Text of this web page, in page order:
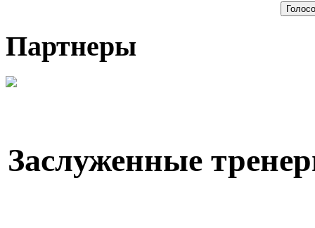
Партнеры
Заслуженные